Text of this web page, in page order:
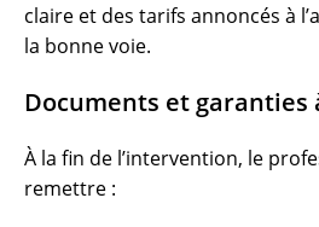
claire et des tarifs annoncés à
la bonne voie.
Documents et garanties
À la fin de l’intervention, le
remettre :